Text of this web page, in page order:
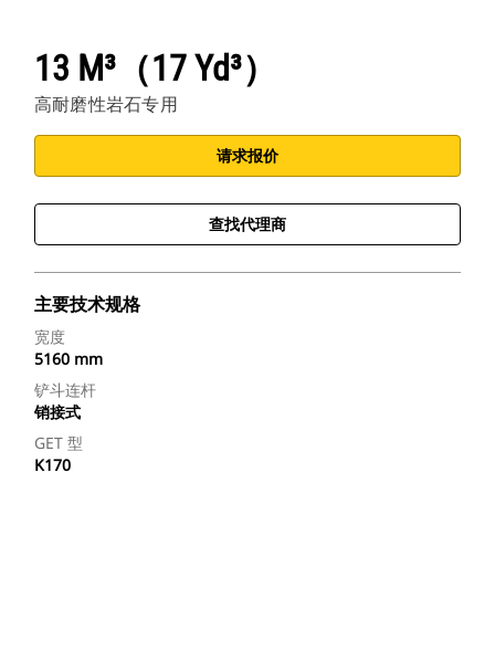
13 M³（17 Yd³）
高耐磨性岩石专用
请求报价
查找代理商
主要技术规格
宽度
5160 mm
铲斗连杆
销接式
GET 型
K170